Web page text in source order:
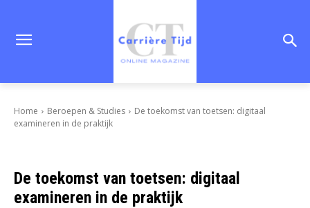
Home Beroepen & Studies
De toekomst van toetsen: digitaal
examineren in de praktijk
De toekomst van toetsen: digitaal
examineren in de praktijk